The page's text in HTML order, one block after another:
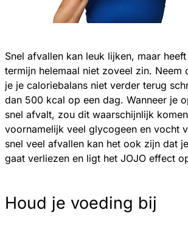
Snel afvallen kan leuk lijken, maar
termijn helemaal niet zoveel zin. Neem
je je caloriebalans niet verder terug
dan 500 kcal op een dag. Wanneer je
snel afvalt, zou dit waarschijnlijk
voornamelijk veel glycogeen en vocht
snel veel afvallen kan het ook zijn dat
gaat verliezen en ligt het JOJO effect
Houd je voeding bij